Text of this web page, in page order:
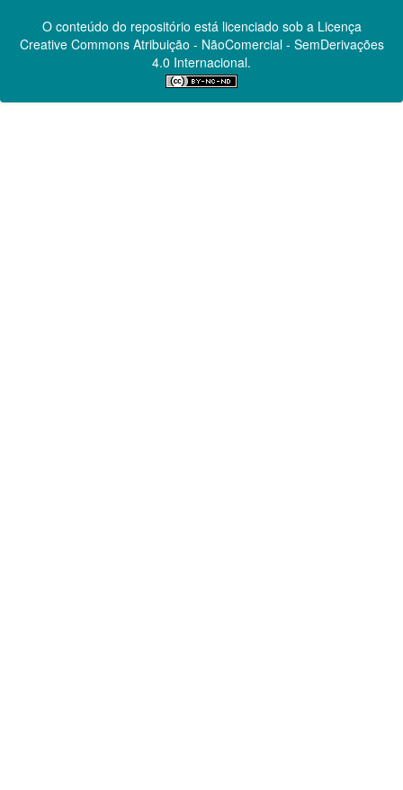
O conteúdo do repositório está licenciado sob a Licença
Creative CommonsAtribuição - NãoComercial - SemDerivações
4.0 Internacional.